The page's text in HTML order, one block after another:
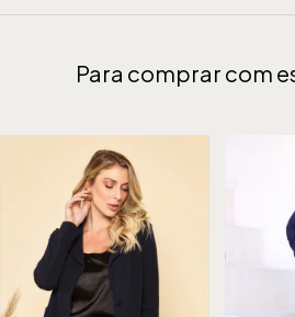
Para comprar com